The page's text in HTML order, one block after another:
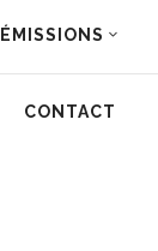
ÉMISSIONS
CONTACT